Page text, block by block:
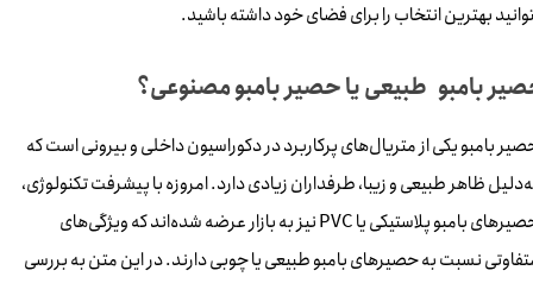
بهترین انتخاب را برای فضای خود داشته باشید.
بامبو طبیعی یا حصیر بامبو مصنوعی؟
بامبو یکی از متریال‌های پرکاربرد در دکوراسیون داخلی و بیرونی است که
ظاهر طبیعی و زیبا، طرفداران زیادی دارد. امروزه با پیشرفت تکنولوژی،
حصیرهای بامبو پلاستیکی یا PVC نیز به بازار عرضه شده‌اند که ویژگی‌های
نسبت به حصیرهای بامبو طبیعی یا چوبی دارند. در این متن به بررسی